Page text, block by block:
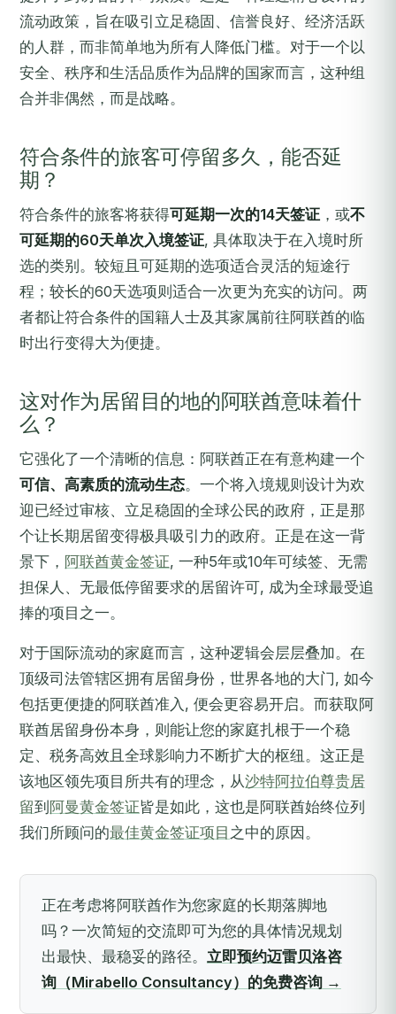
流动政策，旨在吸引立足稳固、信誉良好、经济活跃
的人群，而非简单地为所有人降低门槛。对于一个以
安全、秩序和生活品质作为品牌的国家而言，这种组
合并非偶然，而是战略。
符合条件的旅客可停留多久，能否延
期？
符合条件的旅客将获得可延期一次的14天签证 ，或不
可延期的60天单次入境签证, 具体取决于在入境时所
选的类别。较短且可延期的选项适合灵活的短途行
程；较长的60天选项则适合一次更为充实的访问。两
者都让符合条件的国籍人士及其家属前往阿联酋的临
时出行变得大为便捷。
这对作为居留目的地的阿联酋意味着什
么？
它强化了一个清晰的信息：阿联酋正在有意构建一个
可信、高素质的流动生态。一个将入境规则设计为欢
迎已经过审核、立足稳固的全球公民的政府，正是那
个让长期居留变得极具吸引力的政府。正是在这一背
景下， 阿联酋黄金签证, 一种5年或10年可续签、无需
担保人、无最低停留要求的居留许可, 成为全球最受追
捧的项目之一。
对于国际流动的家庭而言，这种逻辑会层层叠加。在
顶级司法管辖区拥有居留身份，世界各地的大门, 如今
包括更便捷的阿联酋准入, 便会更容易开启。而获取阿
联酋居留身份本身，则能让您的家庭扎根于一个稳
定、税务高效且全球影响力不断扩大的枢纽。这正是
该地区领先项目所共有的理念，从沙特阿拉伯尊贵居
留到阿曼黄金签证皆是如此，这也是阿联酋始终位列
我们所顾问的最佳黄金签证项目 之中的原因。
正在考虑将阿联酋作为您家庭的长期落脚地
吗？一次简短的交流即可为您的具体情况规划
出最快、最稳妥的路径。 立即预约迈雷贝洛咨
询（Mirabello Consultancy）的免费咨询 →